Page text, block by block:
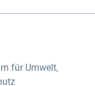
für Umwelt,